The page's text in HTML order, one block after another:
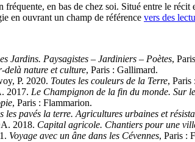
fréquente, en bas de chez soi. Situé entre le récit
en ouvrant un champ de référence vers des
Jardins. Paysagistes – Jardiniers – Poètes,
delà nature et culture, Paris : Gallimard.
P. 2020. Toutes les couleurs de la Terre, Paris
2017. Le Champignon de la fin du monde. Sur
, Paris : Flammarion.
les pavés la terre. Agricultures urbaines et
2018. Capital agricole. Chantiers pour une
Voyage avec un âne dans les Cévennes, Paris :